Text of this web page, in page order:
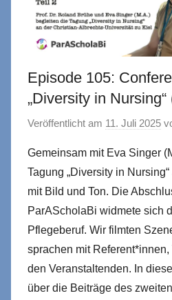
Episode 105:
„Diversity in Nursing“
Veröffentlicht am 11. Juli 2025
Gemeinsam mit Eva Singer
Tagung „Diversity in
mit Bild und Ton. Die
ParAScholaBi widmete sich
Pflegeberuf. Wir filmten
sprachen mit
den Veranstaltenden. In
über die Beiträge des